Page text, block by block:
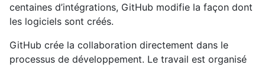
centaines d’intégrations, GitHub modifie la façon dont
les logiciels sont créés.
GitHub crée la collaboration directement dans le
processus de développement. Le travail est organisé